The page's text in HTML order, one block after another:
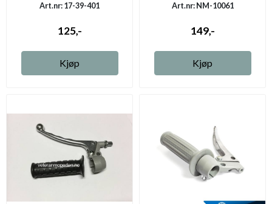
Art.nr: 17-39-401
125,-
Kjøp
Art.nr: NM-10061
149,-
Kjøp